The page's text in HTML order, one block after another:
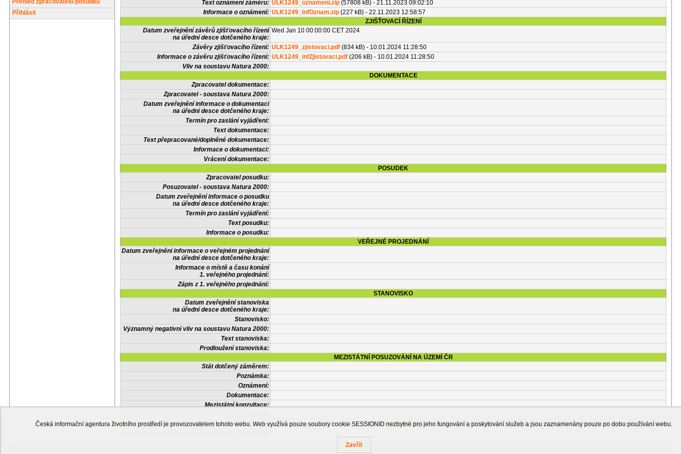
Přehled zpracovatelů posudků
Přihlásit
Text oznámení záměru: ULK1249_oznameni.zip (57808 kB) - 21.11.2023 09:02:10
Informace o oznámení: ULK1249_infOznam.zip (227 kB) - 22.11.2023 12:58:57
ZJIŠŤOVACÍ ŘÍZENÍ
Datum zveřejnění závěrů zjišťovacího řízení
na úřední desce dotčeného kraje:
Wed Jan 10 00:00:00 CET 2024
Závěry zjišťovacího řízení: ULK1249_zjistovaci.pdf (834 kB) - 10.01.2024 11:28:50
Informace o závěru zjišťovacího řízení: ULK1249_infZjistovaci.pdf (206 kB) - 10.01.2024 11:28:50
Vliv na soustavu Natura 2000:
DOKUMENTACE
Zpracovatel dokumentace:
Zpracovatel - soustava Natura 2000:
Datum zveřejnění informace o dokumentaci
na úřední desce dotčeného kraje:
Termín pro zaslání vyjádření:
Text dokumentace:
Text přepracované/doplněné dokumentace:
Informace o dokumentaci:
Vrácení dokumentace:
POSUDEK
Zpracovatel posudku:
Posuzovatel - soustava Natura 2000:
Datum zveřejnění informace o posudku
na úřední desce dotčeného kraje:
Termín pro zaslání vyjádření:
Text posudku:
Informace o posudku:
VEŘEJNÉ PROJEDNÁNÍ
Datum zveřejnění informace o veřejném projednání
na úřední desce dotčeného kraje:
Informace o místě a času konání
1. veřejného projednání:
Zápis z 1. veřejného projednání:
STANOVISKO
Datum zveřejnění stanoviska
na úřední desce dotčeného kraje:
Stanovisko:
Významný negativní vliv na soustavu Natura 2000:
Text stanoviska:
Prodloužení stanoviska:
MEZISTÁTNÍ POSUZOVÁNÍ NA ÚZEMÍ ČR
Stát dotčený záměrem:
Poznámka:
Oznámení:
Dokumentace:
Mezistátní konzultace:
OSTATNÍ INFORMACE
Česká informační agentura životního prostředí
Česká informační agentura životního prostředí je provozovatelem tohoto webu. Web využívá pouze soubory cookie SESSIONID nezbytné pro jeho fungování a poskytování služeb a jsou zaznamenány pouze po dobu používání webu.
Zavřít